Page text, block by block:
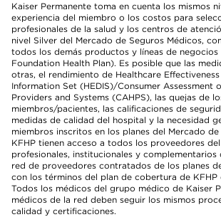
Kaiser Permanente toma en cuenta los mismos
experiencia del miembro o los costos para
profesionales de la salud y los centros de
nivel Silver del Mercado de Seguros Médicos,
todos los demás productos y líneas de negocios
Foundation Health Plan). Es posible que las
otras, el rendimiento de Healthcare
Information Set (HEDIS)/Consumer Assessment
Providers and Systems (CAHPS), las quejas de
miembros/pacientes, las calificaciones de
medidas de calidad del hospital y la necesidad
miembros inscritos en los planes del Mercado
KFHP tienen acceso a todos los proveedores
profesionales, institucionales y complementarios
red de proveedores contratados de los planes
con los términos del plan de cobertura de KFHP
Todos los médicos del grupo médico de Kaiser
médicos de la red deben seguir los mismos
calidad y certificaciones.